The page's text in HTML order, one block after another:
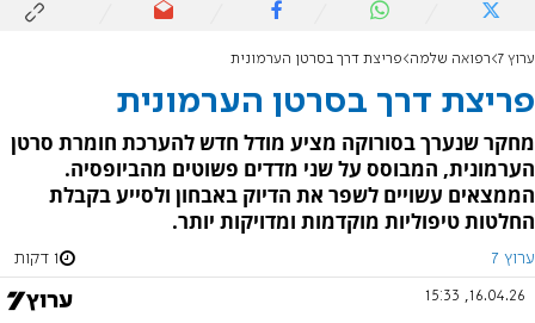
ערוץ 7 רפואה שלמה פריצת דרך בסרטן הערמונית
פריצת דרך בסרטן הערמונית
מחקר שנערך בסורוקה מציע מודל חדש להערכת חומרת סרטן
הערמונית, המבוסס על שני מדדים פשוטים מהביופסיה.
הממצאים עשויים לשפר את הדיוק באבחון ולסייע בקבלת
החלטות טיפוליות מוקדמות ומדויקות יותר.
ערוץ 7 1 דקות
16.04.26, 15:33